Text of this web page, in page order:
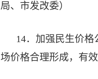
局、市发改委）
14．加强民生价
场价格合理形成，有